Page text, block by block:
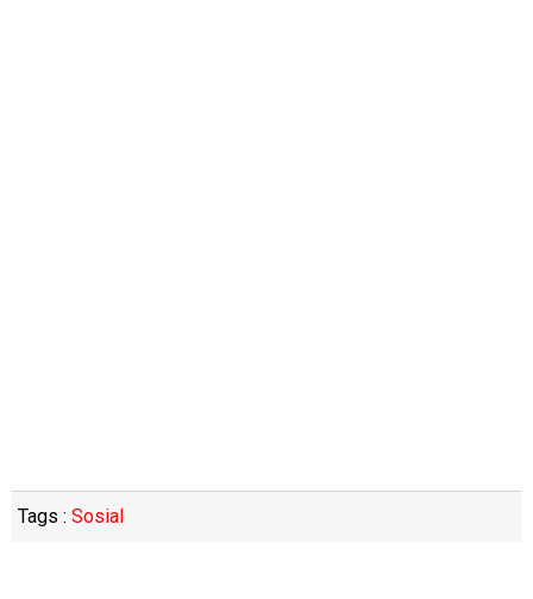
Tags : Sosial